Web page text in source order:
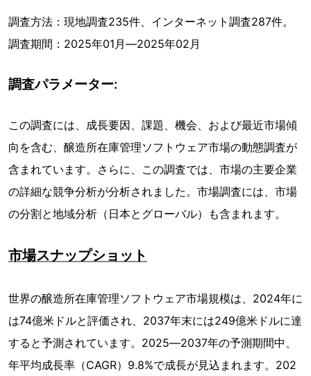
調査方法：現地調査235件、インターネット調査287件。
調査期間：2025年01月―2025年02月
調査パラメーター:
この調査には、成長要因、課題、機会、および最近市場傾
向を含む、醸造所在庫管理ソフトウェア市場の動態調査が
含まれています。さらに、この調査では、市場の主要企業
の詳細な競争分析が分析されました。市場調査には、市場
の分割と地域分析（日本とグローバル）も含まれます。
市場スナップショット
世界の醸造所在庫管理ソフトウェア市場規模は、2024年に
は74億米ドルと評価され、2037年末には249億米ドルに達
すると予測されています。2025―2037年の予測期間中、
年平均成長率（CAGR）9.8%で成長が見込まれます。202